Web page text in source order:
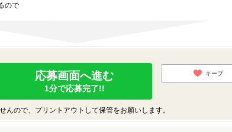
ので
応募画面へ進む
1分で応募完了!!
キープ
ので、プリントアウトして保管をお願いします。